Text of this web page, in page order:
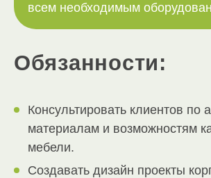
всем необходимым
Обязанности:
Консультировать клиентов по
материалам и возможностям
мебели.
Создавать дизайн проекты